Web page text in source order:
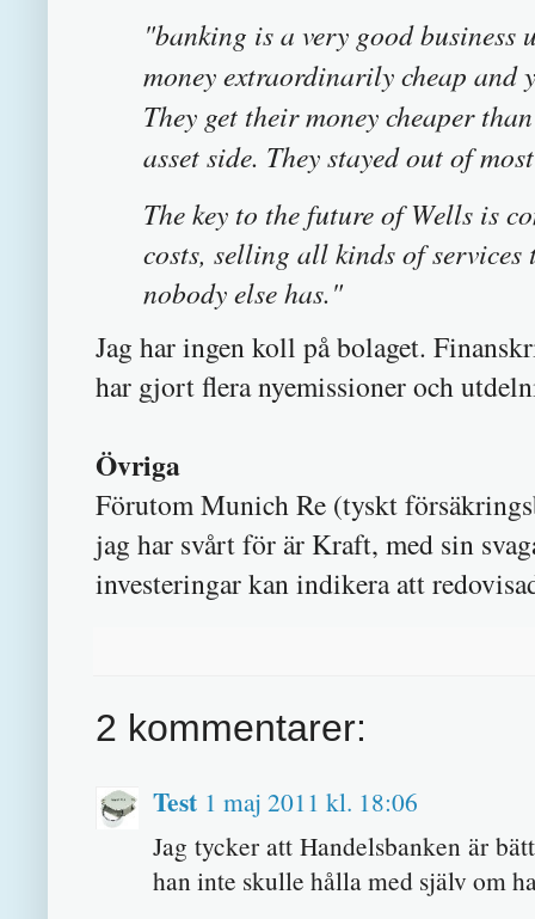
"banking is a very good business
money extraordinarily cheap
They get their money cheaper
asset side. They stayed out of
The key to the future of Wells is
costs, selling all kinds of
nobody else has."
Jag har ingen koll på bolaget.
har gjort flera nyemissioner och
Övriga
Förutom Munich Re (tyskt
jag har svårt för är Kraft, med sin
investeringar kan indikera att
2 kommentarer:
Test 1 maj 2011 kl. 18:06
Jag tycker att Handelsbanken är
han inte skulle hålla med själv om